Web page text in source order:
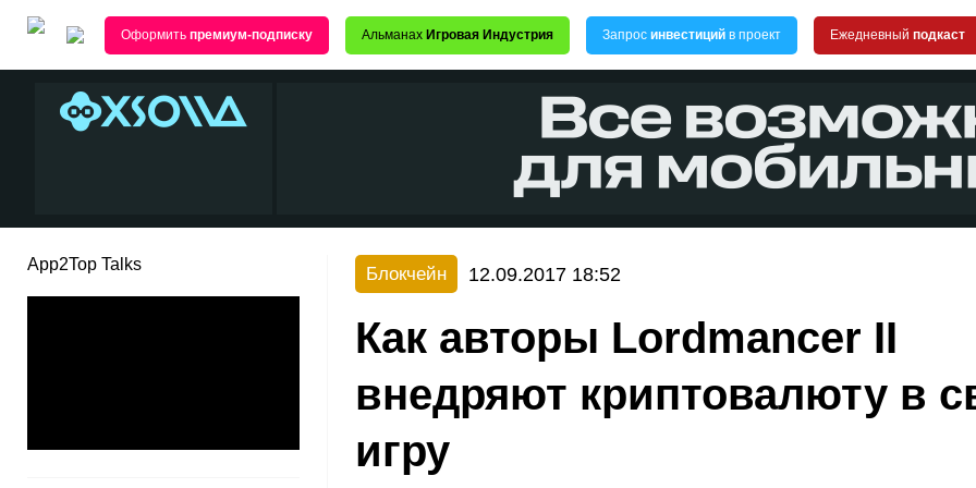
Оформить премиум-подписку Альманах Игровая Индустрия Запрос инвестиций в проект Ежедневный подкаст
App2Top Talks Блокчейн 12.09.2017 18:52
Как авторы Lordmancer II
внедряют криптовалюту в
игру